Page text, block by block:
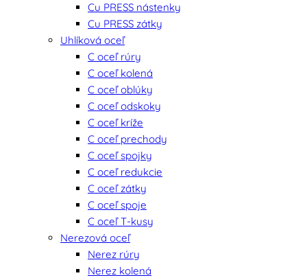
Cu PRESS nástenky
Cu PRESS zátky
Uhlíková oceľ
C oceľ rúry
C oceľ kolená
C oceľ oblúky
C oceľ odskoky
C oceľ kríže
C oceľ prechody
C oceľ spojky
C oceľ redukcie
C oceľ zátky
C oceľ spoje
C oceľ T-kusy
Nerezová oceľ
Nerez rúry
Nerez kolená